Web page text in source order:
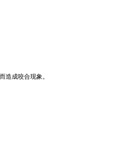
造成咬合现象。